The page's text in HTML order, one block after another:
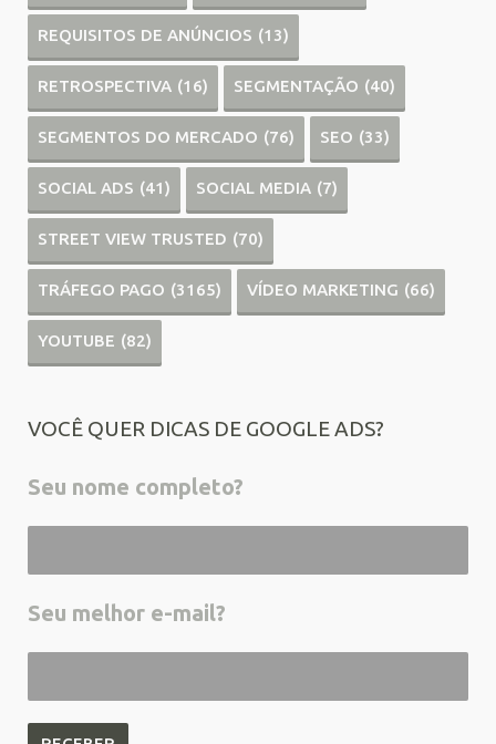
REQUISITOS DE ANÚNCIOS (13)
RETROSPECTIVA (16) SEGMENTAÇÃO (40)
SEGMENTOS DO MERCADO (76) SEO (33)
SOCIAL ADS (41) SOCIAL MEDIA (7)
STREET VIEW TRUSTED (70)
TRÁFEGO PAGO (3165) VÍDEO MARKETING (66)
YOUTUBE (82)
VOCÊ QUER DICAS DE GOOGLE ADS?
Seu nome completo?
Seu melhor e-mail?